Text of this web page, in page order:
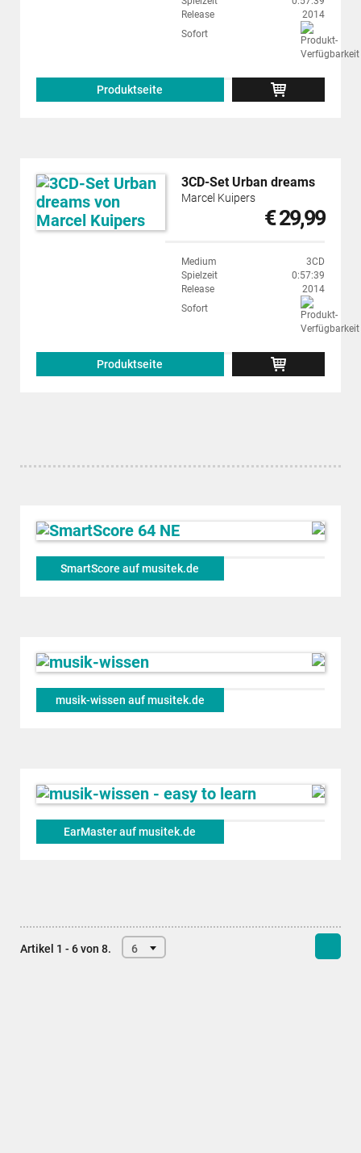
Release
2014
Sofort
Produktseite
3CD-Set Urban dreams
Marcel Kuipers
€ 29,99
Medium
3CD
Spielzeit
0:57:39
Release
2014
Sofort
Produktseite
SmartScore auf musitek.de
musik-wissen auf musitek.de
EarMaster auf musitek.de
Artikel 1 - 6 von 8. 6